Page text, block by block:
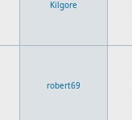
Kilgore
robert69